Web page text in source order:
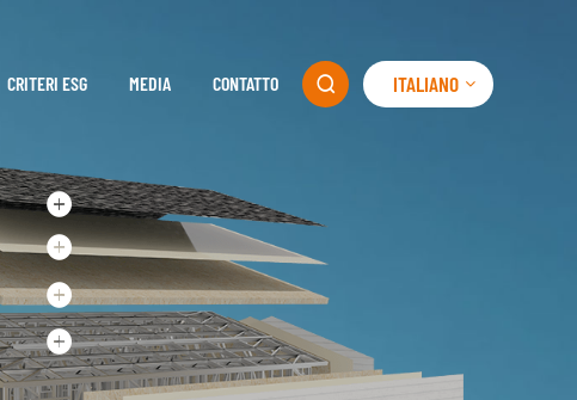
CRITERI ESG MEDIA CONTATTO  ITALIANO